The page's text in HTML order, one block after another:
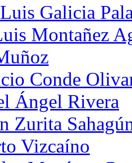
Galicia
Montañez
Conde
Ángel Rivera
Zurita
Vizcaíno